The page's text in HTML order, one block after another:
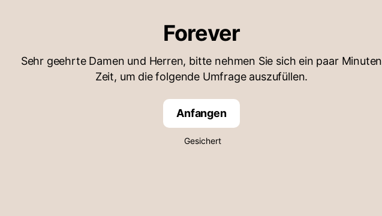
Forever
Sehr geehrte Damen und Herren, bitte nehmen Sie sich ein paar Minuten
Zeit, um die folgende Umfrage auszufüllen.
Anfangen
Gesichert